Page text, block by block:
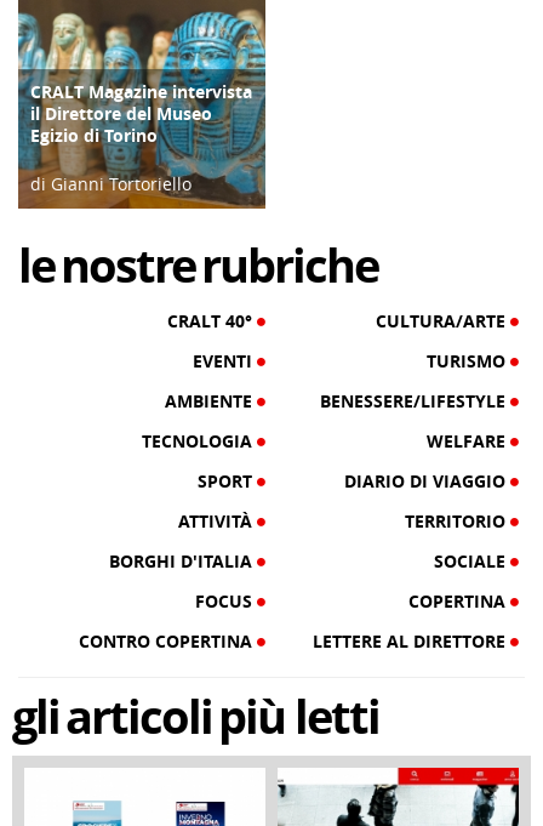
COPERTINA
CRALT Magazine intervista
il Direttore del Museo
Egizio di Torino
di Gianni Tortoriello
lenostrerubriche
CRALT 40°
CULTURA/ARTE
EVENTI
TURISMO
AMBIENTE
BENESSERE/LIFESTYLE
TECNOLOGIA
WELFARE
SPORT
DIARIO DI VIAGGIO
ATTIVITÀ
TERRITORIO
BORGHI D'ITALIA
SOCIALE
FOCUS
COPERTINA
CONTRO COPERTINA
LETTERE AL DIRETTORE
gliarticolipiù letti